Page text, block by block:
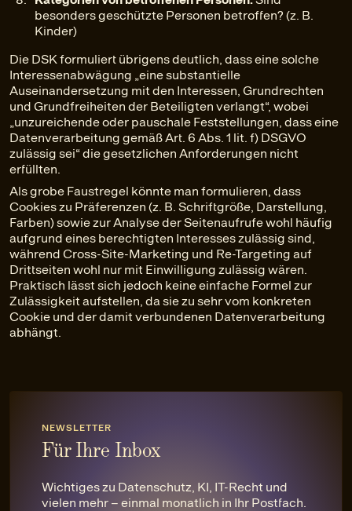
besonders geschützte Personen betroffen? (z. B.
Kinder)
Die DSK formuliert übrigens deutlich, dass eine solche
Interessenabwägung „eine substantielle
Auseinandersetzung mit den Interessen, Grundrechten
und Grundfreiheiten der Beteiligten verlangt“, wobei
„unzureichende oder pauschale Feststellungen, dass eine
Datenverarbeitung gemäß Art. 6 Abs. 1 lit. f) DSGVO
zulässig sei“ die gesetzlichen Anforderungen nicht
erfüllten.
Als grobe Faustregel könnte man formulieren, dass
Cookies zu Präferenzen (z. B. Schriftgröße, Darstellung,
Farben) sowie zur Analyse der Seitenaufrufe wohl häufig
aufgrund eines berechtigten Interesses zulässig sind,
während Cross-Site-Marketing und Re-Targeting auf
Drittseiten wohl nur mit Einwilligung zulässig wären.
Praktisch lässt sich jedoch keine einfache Formel zur
Zulässigkeit aufstellen, da sie zu sehr vom konkreten
Cookie und der damit verbundenen Datenverarbeitung
abhängt.
NEWSLETTER
Für Ihre Inbox
Wichtiges zu Datenschutz, KI, IT-Recht und
vielen mehr – einmal monatlich in Ihr Postfach.